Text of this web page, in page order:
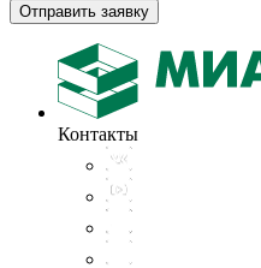
Отправить заявку
Контакты